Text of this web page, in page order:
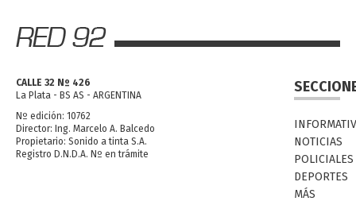
CALLE 32 Nº 426
La Plata - BS AS - ARGENTINA
Nº edición: 10762
Director: Ing. Marcelo A. Balcedo
Propietario: Sonido a tinta S.A.
Registro D.N.D.A. Nº en trámite
NOTICIAS
POLICIALES
DEPORTES
MÁS